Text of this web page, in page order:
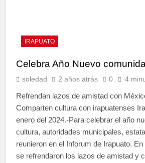
IRAPUATO
Celebra Año Nuevo
soledad 2 años atrás 0 4
Refrendan lazos de amistad con
Comparten cultura con irapuatenses
enero del 2024.-Para celebrar el año
cultura, autoridades municipales,
reunieron en el Inforum de Irapuato.
se refrendaron los lazos de amistad y